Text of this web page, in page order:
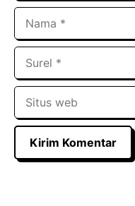
Nama
Surel
Situs
web